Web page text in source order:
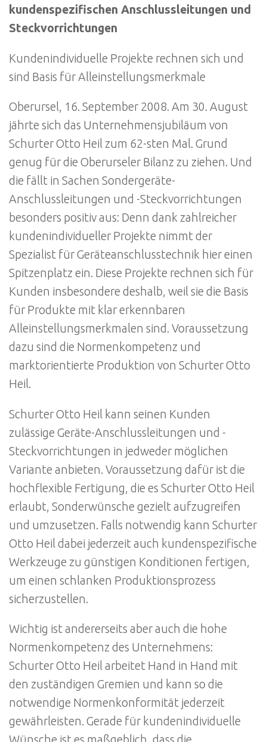
kundenspezifischen Anschlussleitungen und
Steckvorrichtungen
Kundenindividuelle Projekte rechnen sich und
sind Basis für Alleinstellungsmerkmale
Oberursel, 16. September 2008. Am 30. August
jährte sich das Unternehmensjubiläum von
Schurter Otto Heil zum 62-sten Mal. Grund
genug für die Oberurseler Bilanz zu ziehen. Und
die fällt in Sachen Sondergeräte-
Anschlussleitungen und -Steckvorrichtungen
besonders positiv aus: Denn dank zahlreicher
kundenindividueller Projekte nimmt der
Spezialist für Geräteanschlusstechnik hier einen
Spitzenplatz ein. Diese Projekte rechnen sich für
Kunden insbesondere deshalb, weil sie die Basis
für Produkte mit klar erkennbaren
Alleinstellungsmerkmalen sind. Voraussetzung
dazu sind die Normenkompetenz und
marktorientierte Produktion von Schurter Otto
Heil.
Schurter Otto Heil kann seinen Kunden
zulässige Geräte-Anschlussleitungen und -
Steckvorrichtungen in jedweder möglichen
Variante anbieten. Voraussetzung dafür ist die
hochflexible Fertigung, die es Schurter Otto Heil
erlaubt, Sonderwünsche gezielt aufzugreifen
und umzusetzen. Falls notwendig kann Schurter
Otto Heil dabei jederzeit auch kundenspezifische
Werkzeuge zu günstigen Konditionen fertigen,
um einen schlanken Produktionsprozess
sicherzustellen.
Wichtig ist andererseits aber auch die hohe
Normenkompetenz des Unternehmens:
Schurter Otto Heil arbeitet Hand in Hand mit
den zuständigen Gremien und kann so die
notwendige Normenkonformität jederzeit
gewährleisten. Gerade für kundenindividuelle